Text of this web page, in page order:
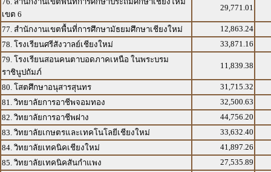
เขต 6
29,771.01
77. สำนักงานเขตพื้นที่การศึกษามัธยมศึกษาเชียงใหม่
12,863.24
78. โรงเรียนศรีสังวาลย์เชียงใหม่
33,871.16
79. โรงเรียนสอนคนตาบอดภาคเหนือ ในพระบรม
ราชินูปถัมภ์
11,839.38
80. โสตศึกษาอนุสารสุนทร
31,715.32
81. วิทยาลัยการอาชีพจอมทอง
32,500.63
82. วิทยาลัยการอาชีพฝาง
44,756.20
83. วิทยาลัยเกษตรและเทคโนโลยีเชียงใหม่
33,632.40
84. วิทยาลัยเทคนิคเชียงใหม่
41,897.26
85. วิทยาลัยเทคนิคสันกำแพง
27,535.89